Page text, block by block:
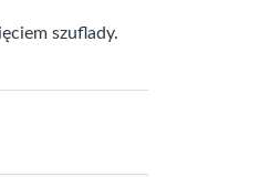
szuflady.